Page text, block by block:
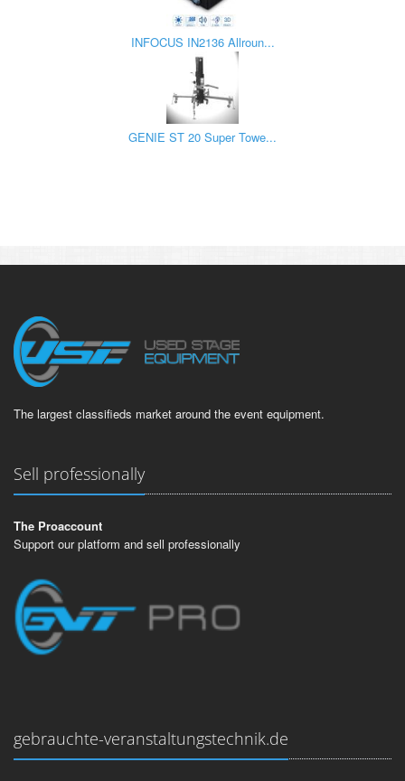
INFOCUS IN2136 Allroun...
GENIE ST 20 Super Towe...
The largest classifieds market around the event equipment.
Sell professionally
The Proaccount
Support our platform and sell professionally
gebrauchte-veranstaltungstechnik.de